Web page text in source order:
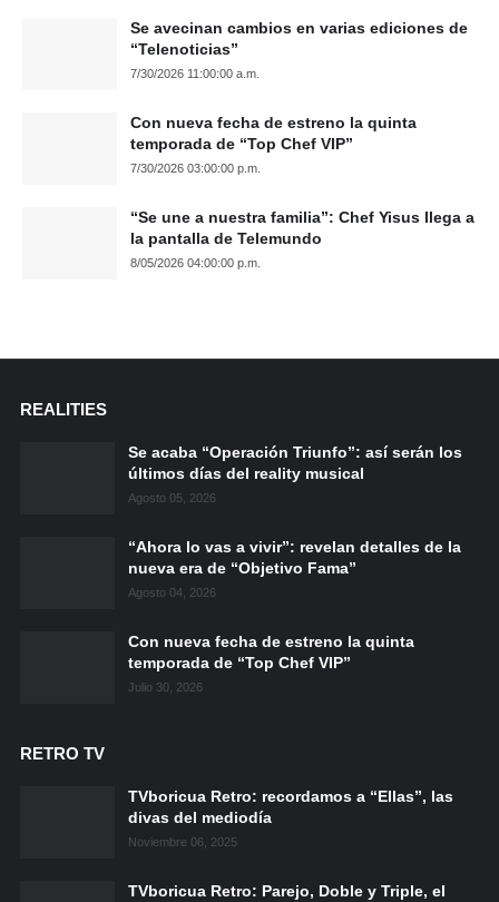
Se avecinan cambios en varias ediciones de
“Telenoticias”
7/30/2026 11:00:00 a.m.
Con nueva fecha de estreno la quinta
temporada de “Top Chef VIP”
7/30/2026 03:00:00 p.m.
“Se une a nuestra familia”: Chef Yisus llega a
la pantalla de Telemundo
8/05/2026 04:00:00 p.m.
REALITIES
Se acaba “Operación Triunfo”: así serán los
últimos días del reality musical
Agosto 05, 2026
“Ahora lo vas a vivir”: revelan detalles de la
nueva era de “Objetivo Fama”
Agosto 04, 2026
Con nueva fecha de estreno la quinta
temporada de “Top Chef VIP”
Julio 30, 2026
RETRO TV
TVboricua Retro: recordamos a “Ellas”, las
divas del mediodía
Noviembre 06, 2025
TVboricua Retro: Parejo, Doble y Triple, el